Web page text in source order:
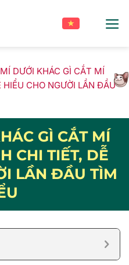
DƯỚI KHÁC GÌ CẮT MÍ
HIỂU CHO NGƯỜI LẦN ĐẦU
GÌ CẮT MÍ
CHI TIẾT, DỄ
LẦN ĐẦU TÌM